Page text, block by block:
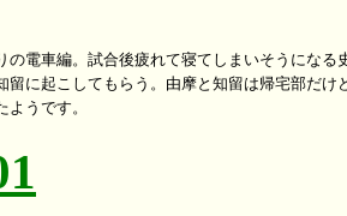
の電車編。試合後疲れて寝てしまいそうになる
留に起こしてもらう。由摩と知留は帰宅部だけ